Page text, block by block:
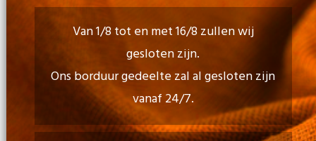
inhoud
Bel ons:
02 460 85 35 - 052 30 54 18
Van 1/8 tot en met 16/8 zullen wij
gesloten zijn.
Ons borduur gedeelte zal al gesloten zijn
vanaf 24/7.